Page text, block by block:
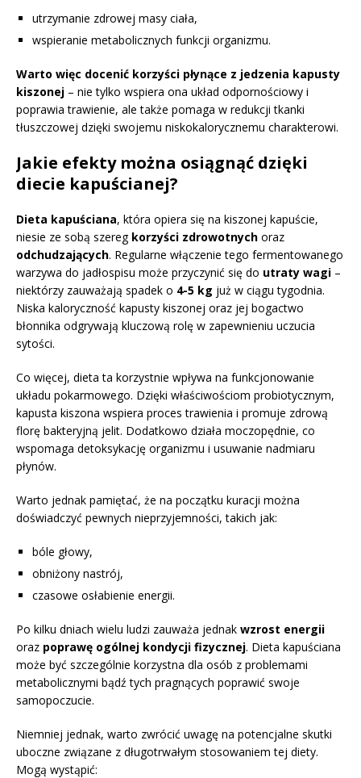
utrzymanie zdrowej masy ciała,
wspieranie metabolicznych funkcji organizmu.
Warto więc docenić korzyści płynące z jedzenia kapusty
kiszonej – nie tylko wspiera ona układ odpornościowy i
poprawia trawienie, ale także pomaga w redukcji tkanki
tłuszczowej dzięki swojemu niskokalorycznemu charakterowi.
Jakie efekty można osiągnąć dzięki
diecie kapuścianej?
Dieta kapuściana, która opiera się na kiszonej kapuście,
niesie ze sobą szereg korzyści zdrowotnych oraz
odchudzających. Regularne włączenie tego fermentowanego
warzywa do jadłospisu może przyczynić się do utraty wagi –
niektórzy zauważają spadek o 4-5 kg już w ciągu tygodnia.
Niska kaloryczność kapusty kiszonej oraz jej bogactwo
błonnika odgrywają kluczową rolę w zapewnieniu uczucia
sytości.
Co więcej, dieta ta korzystnie wpływa na funkcjonowanie
układu pokarmowego. Dzięki właściwościom probiotycznym,
kapusta kiszona wspiera proces trawienia i promuje zdrową
florę bakteryjną jelit. Dodatkowo działa moczopędnie, co
wspomaga detoksykację organizmu i usuwanie nadmiaru
płynów.
Warto jednak pamiętać, że na początku kuracji można
doświadczyć pewnych nieprzyjemności, takich jak:
bóle głowy,
obniżony nastrój,
czasowe osłabienie energii.
Po kilku dniach wielu ludzi zauważa jednak wzrost energii
oraz poprawę ogólnej kondycji fizycznej. Dieta kapuściana
może być szczególnie korzystna dla osób z problemami
metabolicznymi bądź tych pragnących poprawić swoje
samopoczucie.
Niemniej jednak, warto zwrócić uwagę na potencjalne skutki
uboczne związane z długotrwałym stosowaniem tej diety.
Mogą wystąpić: